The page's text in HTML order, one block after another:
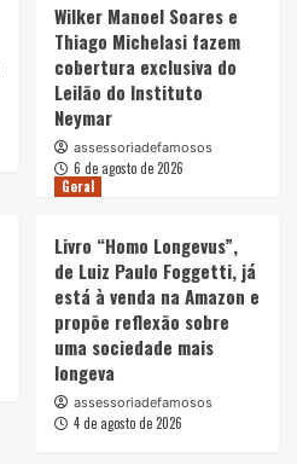
Wilker Manoel Soares e
Thiago Michelasi fazem
cobertura exclusiva do
Leilão do Instituto
Neymar
assessoriadefamosos
6 de agosto de 2026
Geral
Livro “Homo Longevus”,
de Luiz Paulo Foggetti, já
está à venda na Amazon e
propõe reflexão sobre
uma sociedade mais
longeva
assessoriadefamosos
4 de agosto de 2026